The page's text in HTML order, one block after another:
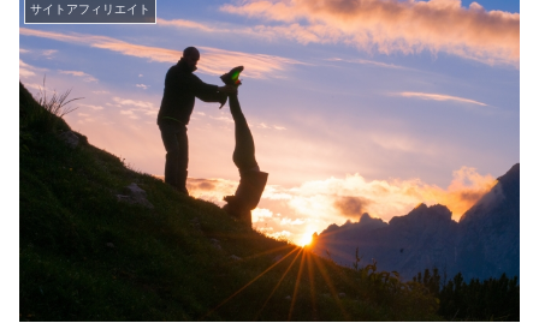
サイトアフィリエイト